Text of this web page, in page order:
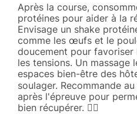
Après la course,
protéines pour aider à la
Envisage un shake
comme les œufs et le
doucement pour
les tensions. Un massage
espaces bien-être des
soulager. Recommande
après l'épreuve pour
bien récupérer. 🧘‍♂️